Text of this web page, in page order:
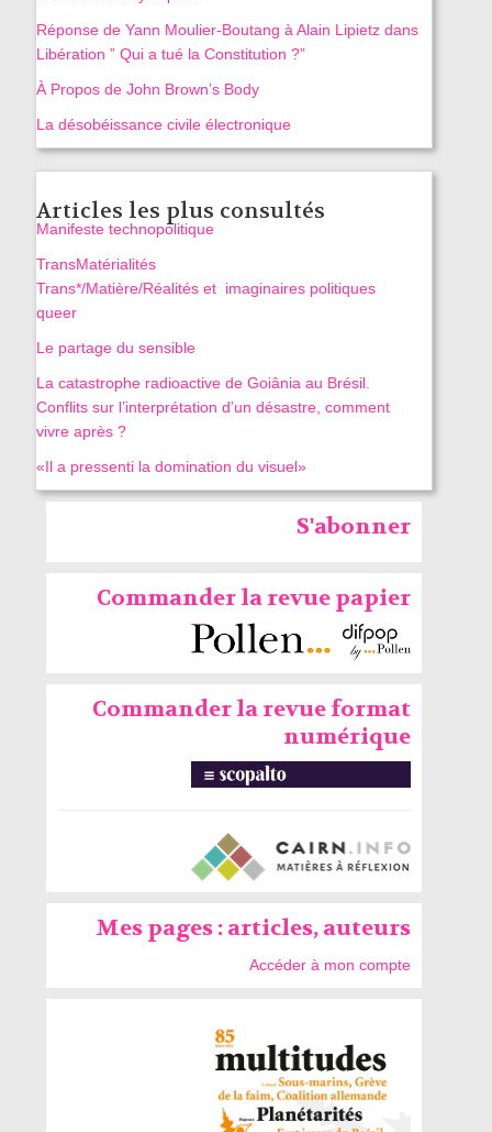
Réponse de Yann Moulier-Boutang à Alain Lipietz dans
Libération ” Qui a tué la Constitution ?”
À Propos de John Brown’s Body
La désobéissance civile électronique
Articles les plus consultés
Manifeste technopolitique
TransMatérialités
Trans*/Matière/Réalités et imaginaires politiques
queer
Le partage du sensible
La catastrophe radioactive de Goiânia au Brésil.
Conflits sur l’interprétation d’un désastre, comment
vivre après ?
«Il a pressenti la domination du visuel»
S'abonner
Commander la revue papier
Commander la revue format
numérique
Mes pages : articles, auteurs
Accéder à mon compte